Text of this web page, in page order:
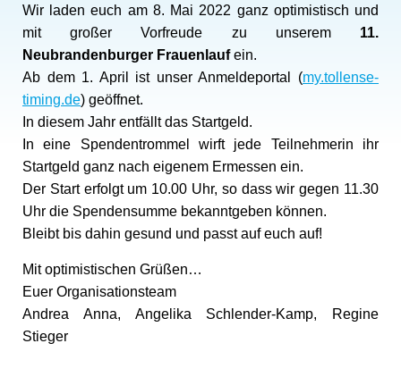
Wir laden euch am 8. Mai 2022 ganz optimistisch und
mit großer Vorfreude zu unserem 11.
Neubrandenburger Frauenlaufein.
Ab dem 1. April ist unser Anmeldeportal (my.tollense-
timing.de) geöffnet.
In diesem Jahr entfällt das Startgeld.
In eine Spendentrommel wirft jede Teilnehmerin ihr
Startgeld ganz nach eigenem Ermessen ein.
Der Start erfolgt um 10.00 Uhr, so dass wir gegen 11.30
Uhr die Spendensumme bekanntgeben können.
Bleibt bis dahin gesund und passt auf euch auf!
Mit optimistischen Grüßen…
Euer Organisationsteam
Andrea Anna, Angelika Schlender-Kamp, Regine
Stieger